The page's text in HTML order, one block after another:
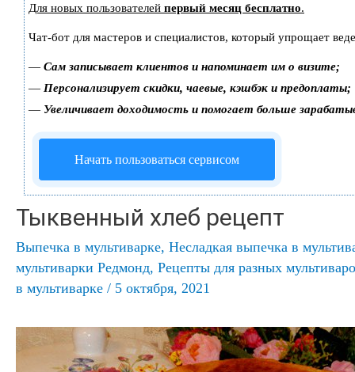
Для новых пользователей первый месяц бесплатно.
Чат-бот для мастеров и специалистов, который упрощает
— Сам записывает клиентов и напоминает им о визите;
— Персонализирует скидки, чаевые, кэшбэк и предоплаты;
— Увеличивает доходимость и помогает больше
Начать пользоваться сервисом
Тыквенный хлеб рецепт
Выпечка в мультиварке, Несладкая выпечка в
мультиварки Редмонд, Рецепты для разных
в мультиварке / 5 октября, 2021